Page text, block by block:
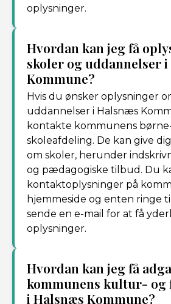
oplysninger.
Hvordan kan jeg få
skoler og uddannelser
Kommune?
Hvis du ønsker oplysninger
uddannelser i Halsnæs
kontakte kommunens
skoleafdeling. De kan give
om skoler, herunder
og pædagogiske tilbud. Du
kontaktoplysninger på
hjemmeside og enten ringe
sende en e-mail for at få
oplysninger.
Hvordan kan jeg få
kommunens kultur-
i Halsnæs Kommune?